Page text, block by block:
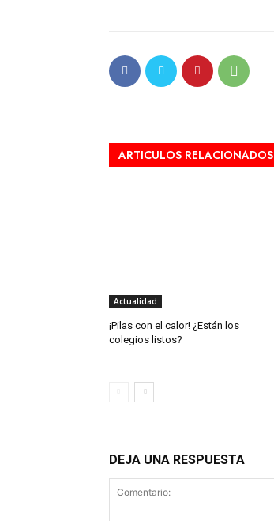
ARTICULOS RELACIONADOS
Actualidad
¡Pilas con el calor! ¿Están los
colegios listos?
DEJA UNA RESPUESTA